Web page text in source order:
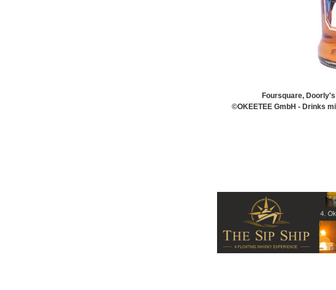
Foursquare,
©OKEETEE GmbH - Drinks